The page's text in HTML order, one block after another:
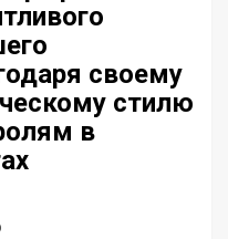
своему
стилю
в